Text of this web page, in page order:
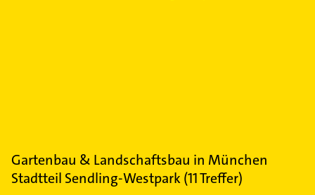
Gartenbau & Landschaftsbau in München
Stadtteil Sendling-Westpark(11Treffer)